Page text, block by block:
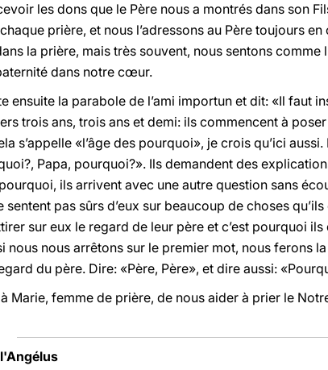
les dons que le Père nous a montrés dans son
prière, et nous l’adressons au Père toujours
la prière, mais très souvent, nous sentons comme
dans notre cœur.
ensuite la parabole de l’ami importun et dit: «Il faut
trois ans, trois ans et demi: ils commencent à
s’appelle «l’âge des pourquoi», je crois qu’ici
Papa, pourquoi?». Ils demandent des
ils arrivent avec une autre question sans
sentent pas sûrs d’eux sur beaucoup de choses
sur eux le regard de leur père et c’est pourquoi
nous nous arrêtons sur le premier mot, nous ferons
du père. Dire: «Père, Père», et dire aussi:
Marie, femme de prière, de nous aider à prier le